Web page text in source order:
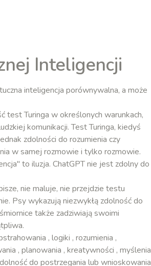
Inteligencji
inteligencja porównywalna, a może
test Turinga w określonych warunkach,
komunikacji. Test Turinga, kiedyś
zdolności do rozumienia czy
w samej rozmowie i tylko rozmowie.
to iluzja. ChatGPT nie jest zdolny do
nie maluje, nie przejdzie testu
Psy wykazują niezwykłą zdolność do
także zadziwiają swoimi
, logiki , rozumienia ,
, planowania , kreatywności , myślenia
do postrzegania lub wnioskowania